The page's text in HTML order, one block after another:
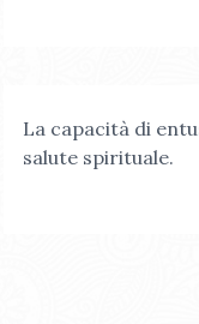
La capacità di
salute spirituale.